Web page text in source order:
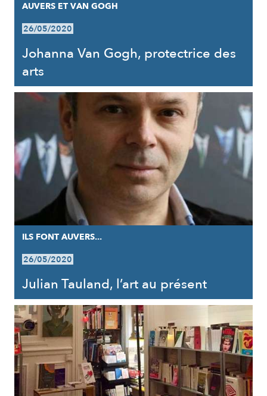
AUVERS ET VAN GOGH
26/05/2020
Johanna Van Gogh, protectrice des
arts
ILS FONT AUVERS...
26/05/2020
Julian Tauland, l’art au présent